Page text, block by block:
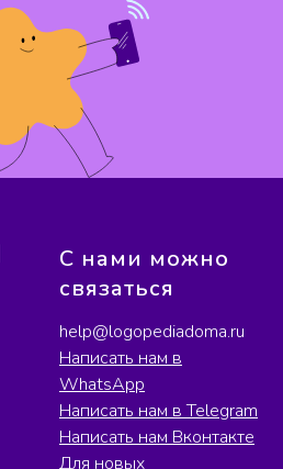
С нами можно
связаться
help@logopediadoma.ru
Написать нам в
WhatsApp
Написать нам в Telegram
Написать нам Вконтакте
Для новых